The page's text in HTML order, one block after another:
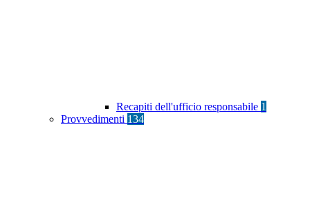
Recapiti dell'ufficio responsabile 1
Provvedimenti 134